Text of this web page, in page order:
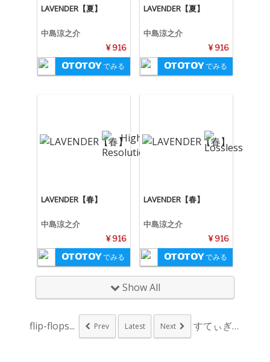
LAVENDER【夏】
中島涼之介
¥ 916
でみる
LAVENDER【夏】
中島涼之介
¥ 916
でみる
LAVENDER【春】
中島涼之介
¥ 916
でみる
LAVENDER【春】
中島涼之介
¥ 916
でみる
Show All
flip-flops... Prev Latest Next すてぃぎもろく、疾走...